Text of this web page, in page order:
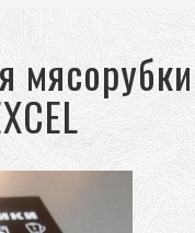
мясорубки